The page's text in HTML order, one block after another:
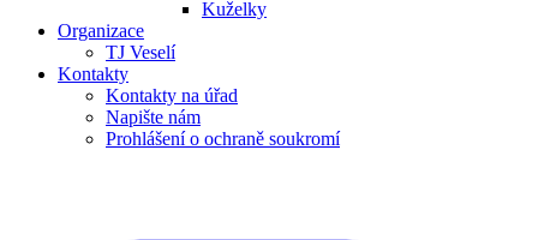
Kuželky
Organizace
TJ Veselí
Kontakty
Kontakty na úřad
Napište nám
Prohlášení o ochraně soukromí